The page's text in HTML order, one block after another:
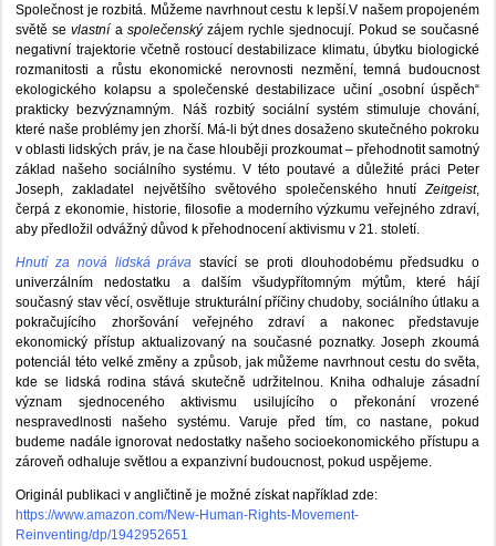
Společnost je rozbitá. Můžeme navrhnout cestu k lepší.V našem propojeném
světě sevlastní a společenskýzájem rychle sjednocují. Pokud se současné
negativní trajektorie včetně rostoucí destabilizace klimatu, úbytku biologické
rozmanitosti a růstu ekonomické nerovnosti nezmění, temná budoucnost
ekologického kolapsu a společenské destabilizace učiní „osobní úspěch“
prakticky bezvýznamným. Náš rozbitý sociální systém stimuluje chování,
které naše problémy jen zhorší. Má-li být dnes dosaženo skutečného pokroku
v oblasti lidských práv, je na čase hlouběji prozkoumat – přehodnotit samotný
základ našeho sociálního systému. V této poutavé a důležité práci Peter
Joseph, zakladatel největšího světového společenského hnutíZeitgeist,
čerpá z ekonomie, historie, filosofie a moderního výzkumu veřejného zdraví,
aby předložil odvážný důvod k přehodnocení aktivismu v 21. století.
Hnutí za nová lidská práva stavící se proti dlouhodobému předsudku o
univerzálním nedostatku a dalším všudypřítomným mýtům, které hájí
současný stav věcí, osvětluje strukturální příčiny chudoby, sociálního útlaku a
pokračujícího zhoršování veřejného zdraví a nakonec představuje
ekonomický přístup aktualizovaný na současné poznatky. Joseph zkoumá
potenciál této velké změny a způsob, jak můžeme navrhnout cestu do světa,
kde se lidská rodina stává skutečně udržitelnou. Kniha odhaluje zásadní
význam sjednoceného aktivismu usilujícího o překonání vrozené
nespravedlnosti našeho systému. Varuje před tím, co nastane, pokud
budeme nadále ignorovat nedostatky našeho socioekonomického přístupu a
zároveň odhaluje světlou a expanzivní budoucnost, pokud uspějeme.
Originál publikaci v angličtině je možné získat například zde:
https://www.amazon.com/New-Human-Rights-Movement-
Reinventing/dp/1942952651